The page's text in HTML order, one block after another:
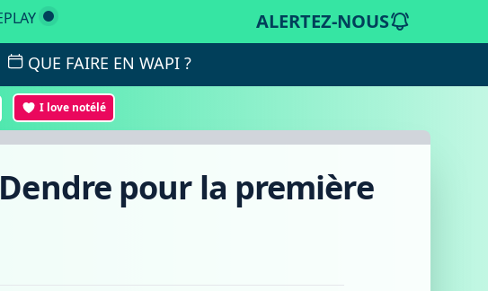
ALERTEZ-NOUS
QUE FAIRE EN WAPI ?
I love notélé
pour la première